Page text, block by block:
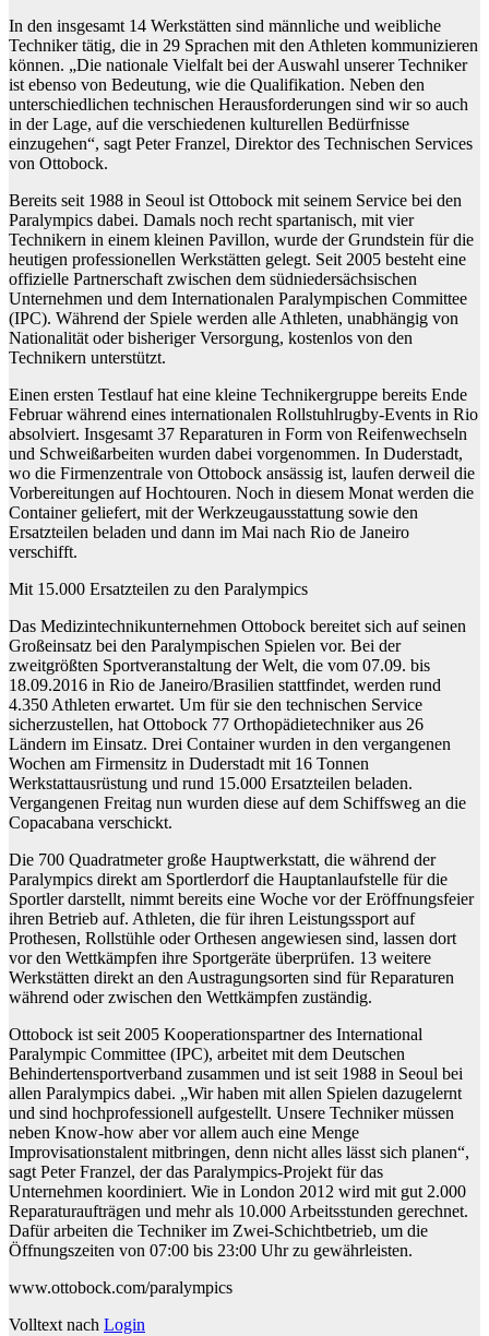
In den insgesamt 14 Werkstätten sind männliche und weibliche
Techniker tätig, die in 29 Sprachen mit den Athleten kommunizieren
können. „Die nationale Vielfalt bei der Auswahl unserer Techniker
ist ebenso von Bedeutung, wie die Qualifikation. Neben den
unterschiedlichen technischen Herausforderungen sind wir so auch
in der Lage, auf die verschiedenen kulturellen Bedürfnisse
einzugehen“, sagt Peter Franzel, Direktor des Technischen Services
von Ottobock.
Bereits seit 1988 in Seoul ist Ottobock mit seinem Service bei den
Paralympics dabei. Damals noch recht spartanisch, mit vier
Technikern in einem kleinen Pavillon, wurde der Grundstein für die
heutigen professionellen Werkstätten gelegt. Seit 2005 besteht eine
offizielle Partnerschaft zwischen dem südniedersächsischen
Unternehmen und dem Internationalen Paralympischen Committee
(IPC). Während der Spiele werden alle Athleten, unabhängig von
Nationalität oder bisheriger Versorgung, kostenlos von den
Technikern unterstützt.
Einen ersten Testlauf hat eine kleine Technikergruppe bereits Ende
Februar während eines internationalen Rollstuhlrugby-Events in Rio
absolviert. Insgesamt 37 Reparaturen in Form von Reifenwechseln
und Schweißarbeiten wurden dabei vorgenommen. In Duderstadt,
wo die Firmenzentrale von Ottobock ansässig ist, laufen derweil die
Vorbereitungen auf Hochtouren. Noch in diesem Monat werden die
Container geliefert, mit der Werkzeugausstattung sowie den
Ersatzteilen beladen und dann im Mai nach Rio de Janeiro
verschifft.
Mit 15.000 Ersatzteilen zu den Paralympics
Das Medizintechnikunternehmen Ottobock bereitet sich auf seinen
Großeinsatz bei den Paralympischen Spielen vor. Bei der
zweitgrößten Sportveranstaltung der Welt, die vom 07.09. bis
18.09.2016 in Rio de Janeiro/Brasilien stattfindet, werden rund
4.350 Athleten erwartet. Um für sie den technischen Service
sicherzustellen, hat Ottobock 77 Orthopädietechniker aus 26
Ländern im Einsatz. Drei Container wurden in den vergangenen
Wochen am Firmensitz in Duderstadt mit 16 Tonnen
Werkstattausrüstung und rund 15.000 Ersatzteilen beladen.
Vergangenen Freitag nun wurden diese auf dem Schiffsweg an die
Copacabana verschickt.
Die 700 Quadratmeter große Hauptwerkstatt, die während der
Paralympics direkt am Sportlerdorf die Hauptanlaufstelle für die
Sportler darstellt, nimmt bereits eine Woche vor der Eröffnungsfeier
ihren Betrieb auf. Athleten, die für ihren Leistungssport auf
Prothesen, Rollstühle oder Orthesen angewiesen sind, lassen dort
vor den Wettkämpfen ihre Sportgeräte überprüfen. 13 weitere
Werkstätten direkt an den Austragungsorten sind für Reparaturen
während oder zwischen den Wettkämpfen zuständig.
Ottobock ist seit 2005 Kooperationspartner des International
Paralympic Committee (IPC), arbeitet mit dem Deutschen
Behindertensportverband zusammen und ist seit 1988 in Seoul bei
allen Paralympics dabei. „Wir haben mit allen Spielen dazugelernt
und sind hochprofessionell aufgestellt. Unsere Techniker müssen
neben Know-how aber vor allem auch eine Menge
Improvisationstalent mitbringen, denn nicht alles lässt sich planen“,
sagt Peter Franzel, der das Paralympics-Projekt für das
Unternehmen koordiniert. Wie in London 2012 wird mit gut 2.000
Reparaturaufträgen und mehr als 10.000 Arbeitsstunden gerechnet.
Dafür arbeiten die Techniker im Zwei-Schichtbetrieb, um die
Öffnungszeiten von 07:00 bis 23:00 Uhr zu gewährleisten.
www.ottobock.com/paralympics
Volltext nach Login